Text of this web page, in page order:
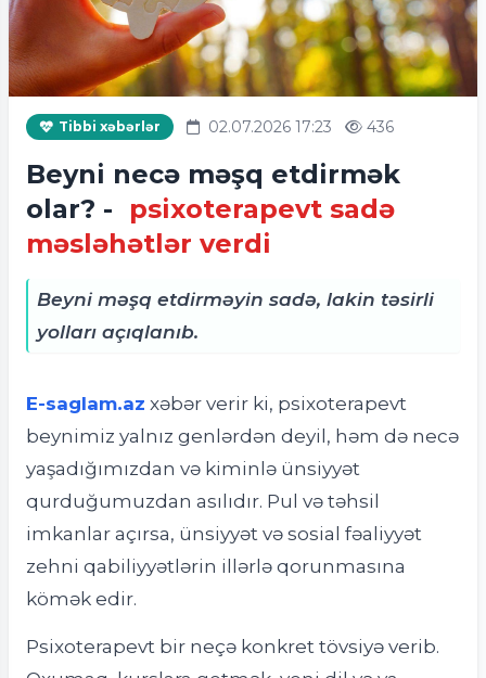
Tibbi xəbərlər 02.07.2026 17:23 436
Beyni necə məşq etdirmək
olar? -
psixoterapevt sadə
məsləhətlər verdi
Beyni məşq etdirməyin sadə, lakin təsirli
yolları açıqlanıb.
E-saglam.az xəbər verir ki, psixoterapevt
beynimiz yalnız genlərdən deyil, həm də necə
yaşadığımızdan və kiminlə ünsiyyət
qurduğumuzdan asılıdır. Pul və təhsil
imkanlar açırsa, ünsiyyət və sosial fəaliyyət
zehni qabiliyyətlərin illərlə qorunmasına
kömək edir.
Psixoterapevt bir neçə konkret tövsiyə verib.